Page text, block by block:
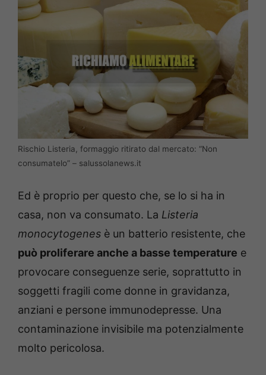
Rischio Listeria, formaggio ritirato dal mercato: “Non
consumatelo” – salussolanews.it
Ed è proprio per questo che, se lo si ha in
casa, non va consumato. La Listeria
monocytogenes è un batterio resistente, che
può proliferare anche a basse temperature e
provocare conseguenze serie, soprattutto in
soggetti fragili come donne in gravidanza,
anziani e persone immunodepresse. Una
contaminazione invisibile ma potenzialmente
molto pericolosa.